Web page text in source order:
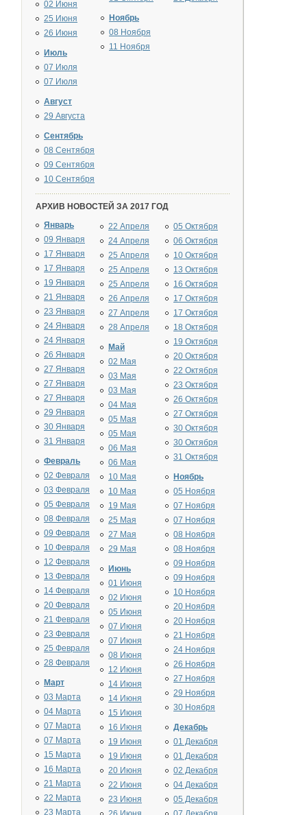
02 Июня
25 Июня
26 Июня
Июль
07 Июля
07 Июля
Август
29 Августа
Сентябрь
08 Сентября
09 Сентября
10 Сентября
Ноябрь
08 Ноября
11 Ноября
АРХИВ НОВОСТЕЙ ЗА 2017 ГОД
Январь
09 Января
17 Января
17 Января
19 Января
21 Января
23 Января
24 Января
24 Января
26 Января
27 Января
27 Января
27 Января
29 Января
30 Января
31 Января
Февраль
02 Февраля
03 Февраля
05 Февраля
08 Февраля
09 Февраля
10 Февраля
12 Февраля
13 Февраля
14 Февраля
20 Февраля
21 Февраля
23 Февраля
25 Февраля
28 Февраля
Март
03 Марта
04 Марта
07 Марта
07 Марта
15 Марта
16 Марта
21 Марта
22 Марта
23 Марта
22 Апреля
24 Апреля
25 Апреля
25 Апреля
25 Апреля
26 Апреля
27 Апреля
28 Апреля
Май
02 Мая
03 Мая
03 Мая
04 Мая
05 Мая
05 Мая
06 Мая
06 Мая
10 Мая
10 Мая
19 Мая
25 Мая
27 Мая
29 Мая
Июнь
01 Июня
02 Июня
05 Июня
07 Июня
07 Июня
08 Июня
12 Июня
14 Июня
14 Июня
15 Июня
16 Июня
19 Июня
19 Июня
20 Июня
22 Июня
23 Июня
05 Октября
06 Октября
10 Октября
13 Октября
16 Октября
17 Октября
17 Октября
18 Октября
19 Октября
20 Октября
22 Октября
23 Октября
26 Октября
27 Октября
30 Октября
30 Октября
31 Октября
Ноябрь
05 Ноября
07 Ноября
07 Ноября
08 Ноября
08 Ноября
09 Ноября
09 Ноября
10 Ноября
20 Ноября
20 Ноября
21 Ноября
24 Ноября
26 Ноября
27 Ноября
29 Ноября
30 Ноября
Декабрь
01 Декабря
01 Декабря
02 Декабря
04 Декабря
05 Декабря